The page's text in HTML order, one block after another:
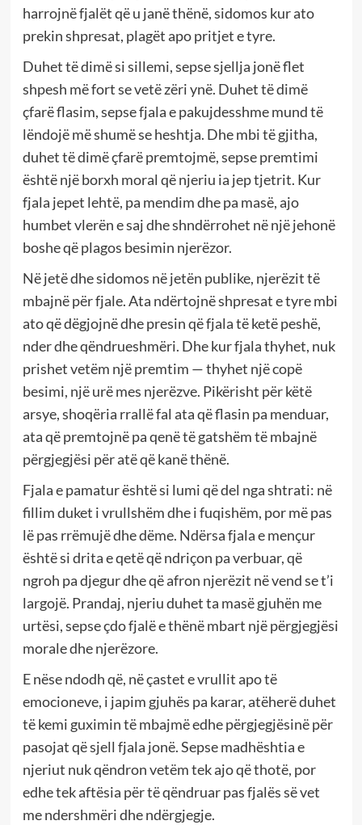
harrojnë fjalët që u janë thënë, sidomos kur ato
prekin shpresat, plagët apo pritjet e tyre.
Duhet të dimë si sillemi, sepse sjellja jonë flet
shpesh më fort se vetë zëri ynë. Duhet të dimë
çfarë flasim, sepse fjala e pakujdesshme mund të
lëndojë më shumë se heshtja. Dhe mbi të gjitha,
duhet të dimë çfarë premtojmë, sepse premtimi
është një borxh moral që njeriu ia jep tjetrit. Kur
fjala jepet lehtë, pa mendim dhe pa masë, ajo
humbet vlerën e saj dhe shndërrohet në një jehonë
boshe që plagos besimin njerëzor.
Në jetë dhe sidomos në jetën publike, njerëzit të
mbajnë për fjale. Ata ndërtojnë shpresat e tyre mbi
ato që dëgjojnë dhe presin që fjala të ketë peshë,
nder dhe qëndrueshmëri. Dhe kur fjala thyhet, nuk
prishet vetëm një premtim — thyhet një copë
besimi, një urë mes njerëzve. Pikërisht për këtë
arsye, shoqëria rrallë fal ata që flasin pa menduar,
ata që premtojnë pa qenë të gatshëm të mbajnë
përgjegjësi për atë që kanë thënë.
Fjala e pamatur është si lumi që del nga shtrati: në
fillim duket i vrullshëm dhe i fuqishëm, por më pas
lë pas rrëmujë dhe dëme. Ndërsa fjala e mençur
është si drita e qetë që ndriçon pa verbuar, që
ngroh pa djegur dhe që afron njerëzit në vend se t’i
largojë. Prandaj, njeriu duhet ta masë gjuhën me
urtësi, sepse çdo fjalë e thënë mbart një përgjegjësi
morale dhe njerëzore.
E nëse ndodh që, në çastet e vrullit apo të
emocioneve, i japim gjuhës pa karar, atëherë duhet
të kemi guximin të mbajmë edhe përgjegjësinë për
pasojat që sjell fjala jonë. Sepse madhështia e
njeriut nuk qëndron vetëm tek ajo që thotë, por
edhe tek aftësia për të qëndruar pas fjalës së vet
me ndershmëri dhe ndërgjegje.